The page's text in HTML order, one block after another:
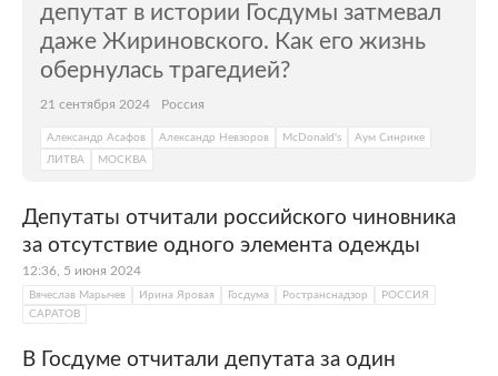
депутат в истории Госдумы затмевал
даже Жириновского. Как его жизнь
обернулась трагедией?
21 сентября 2024 Россия
Александр Асафов Александр Невзоров McDonald's
Аум Синрике
ЛИТВА
МОСКВА
Депутаты отчитали российского чиновника
за отсутствие одного элемента одежды
12:36, 5 июня 2024
Вячеслав Марычев Ирина Яровая Госдума Ространснадзор
РОССИЯ
САРАТОВ
В Госдуме отчитали депутата за один